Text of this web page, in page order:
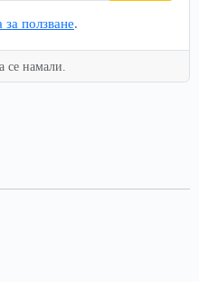
ползване.
се намали.